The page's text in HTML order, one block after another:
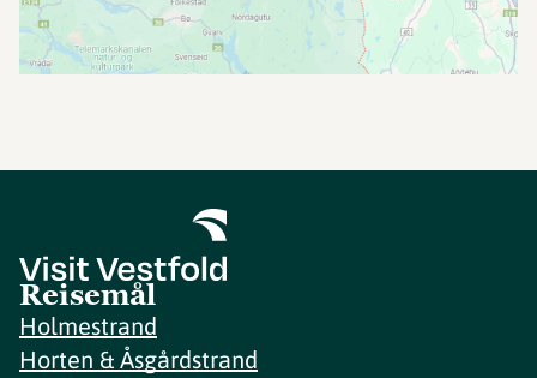
Reisemål
Holmestrand
Horten & Åsgårdstrand